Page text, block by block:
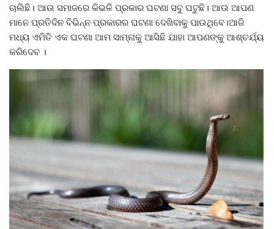
ଚାଲିଛି। ଆଉ ସମାଜରେ କିଭଳି ପ୍ରକାର ଘଟଣା ସବୁ ଘଟୁଛି। ଆଉ ଆପଣ
ମାନେ ପ୍ରତିଦିନ ବିଭିନ୍ନ ପ୍ରକାରର ଘଟଣା ଦେଖିବାକୁ ପାଉଥିବେ।ଆଜି
ମଧ୍ୟ ଏମିତି ଏକ ଘଟଣା ଆମ ସାମ୍ନାକୁ ଆସିଛି ଯାହା ଆପଣଙ୍କୁ ଆଶ୍ଚର୍ଯ୍ୟ
କରିଦେବ ।